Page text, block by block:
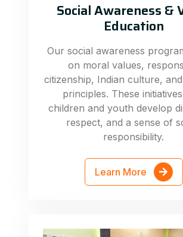
Social Awareness &
Education
Our social awareness
on moral values,
citizenship, Indian culture,
principles. These
children and youth develop
respect, and a sense of
responsibility.
Learn More